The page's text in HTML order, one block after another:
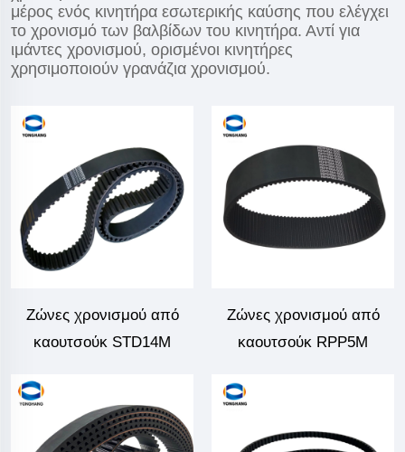
μέρος ενός κινητήρα εσωτερικής καύσης που ελέγχει
το χρονισμό των βαλβίδων του κινητήρα. Αντί για
ιμάντες χρονισμού, ορισμένοι κινητήρες
χρησιμοποιούν γρανάζια χρονισμού.
Ζώνες χρονισμού από
καουτσούκ STD14M
Ζώνες χρονισμού από
καουτσούκ RPP5M